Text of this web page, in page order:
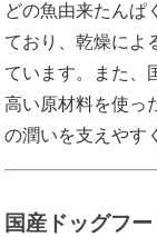
どの魚由来たんぱ
ており、乾燥によ
ています。また、
高い原材料を使っ
の潤いを支えやす
国産ドッグフ